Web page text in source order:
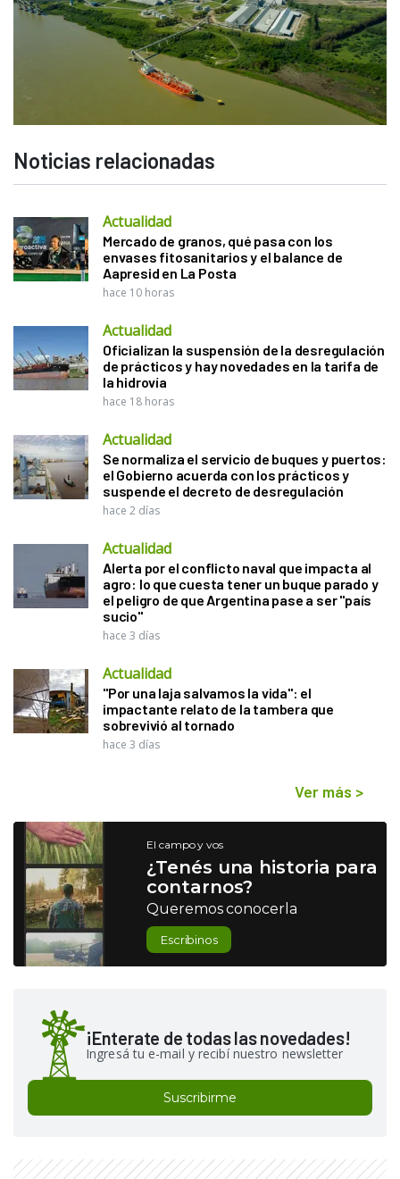
Noticias relacionadas
Actualidad
Mercado de granos, qué pasa con los
envases fitosanitarios y el balance de
Aapresid en La Posta
hace 10 horas
Actualidad
Oficializan la suspensión de la desregulación
de prácticos y hay novedades en la tarifa de
la hidrovía
hace 18 horas
Actualidad
Se normaliza el servicio de buques y puertos:
el Gobierno acuerda con los prácticos y
suspende el decreto de desregulación
hace 2 días
Actualidad
Alerta por el conflicto naval que impacta al
agro: lo que cuesta tener un buque parado y
el peligro de que Argentina pase a ser "país
sucio"
hace 3 días
Actualidad
"Por una laja salvamos la vida": el
impactante relato de la tambera que
sobrevivió al tornado
hace 3 días
Ver más >
El campo y vos
¿Tenés una historia para
contarnos?
Queremos conocerla
Escribinos
¡Enterate de todas las novedades!
Ingresá tu e-mail y recibí nuestro newsletter
Suscribirme